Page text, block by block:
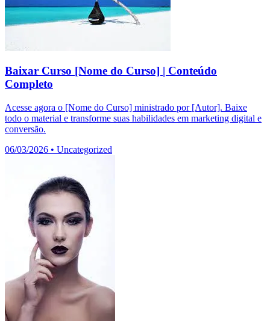
Baixar Curso [Nome do Curso] | Conteúdo
Completo
Acesse agora o [Nome do Curso] ministrado por [Autor]. Baixe
todo o material e transforme suas habilidades em marketing digital e
conversão.
06/03/2026 • Uncategorized